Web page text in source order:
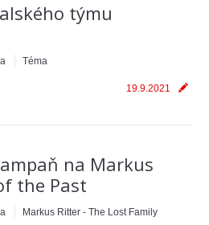
týmu
Téma
19.9.2021
na Markus
the Past
Markus Ritter - The Lost Family